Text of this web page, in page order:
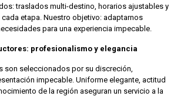
traslados multi-destino, horarios ajustables y
etapa. Nuestro objetivo: adaptarnos
para una experiencia impecable.
profesionalismo y elegancia
son seleccionados por su discreción,
impecable. Uniforme elegante, actitud
de la región aseguran un servicio a la